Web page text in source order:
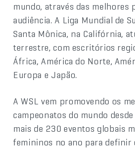
mundo, através das melhores
audiência. A Liga Mundial de
Santa Mônica, na Califórnia,
terrestre, com escritórios
África, América do Norte,
Europa e Japão.
A WSL vem promovendo os
campeonatos do mundo
mais de 230 eventos globais
femininos no ano para definir